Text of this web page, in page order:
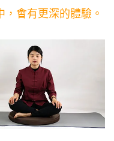
會有更深的體驗。